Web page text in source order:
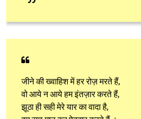
जीने की ख्वाहिश में हर रोज़ मरते हैं,
वो आये न आये हम इंतज़ार करते हैं,
झूठा ही सही मेरे यार का वादा है,